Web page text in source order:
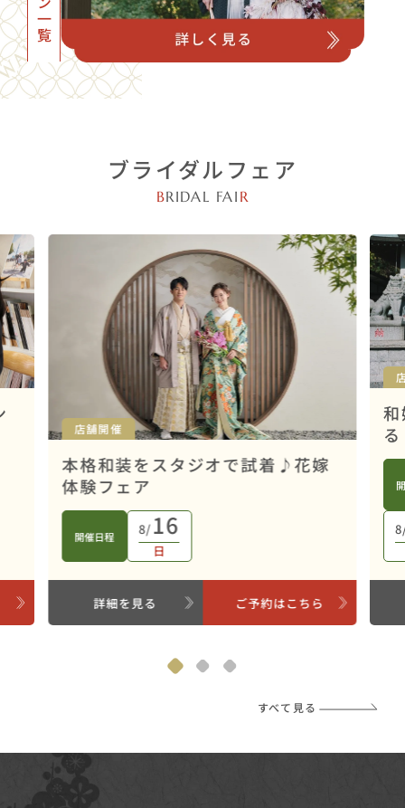
ブライダルフェア
BRIDAL FAI R
店舗開催
本格和装をスタジオで試着♪花嫁
体験フェア
開催日程 8/16
日
詳細を見る ご予約はこちら
すべて見る